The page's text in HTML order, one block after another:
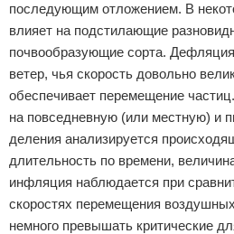
последующим отложением. В
влияет на подстилающие
почвообразующие сорта.
ветер, чья скорость довольно
обеспечивает перемещение
на повседневную (или местную) и
деления анализируется
длительность по времени,
инфляция наблюдается при
скоростях перемещения
немного превышать критические